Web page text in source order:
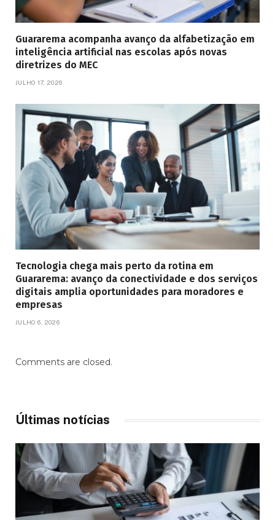
Guararema acompanha avanço da alfabetização em
inteligência artificial nas escolas após novas
diretrizes do MEC
JULHO 17, 2026
Tecnologia chega mais perto da rotina em
Guararema: avanço da conectividade e dos serviços
digitais amplia oportunidades para moradores e
empresas
JULHO 6, 2026
Comments are closed.
Últimas notícias